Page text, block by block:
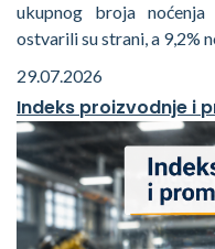
ukupnog broja
ostvarili su strani, a 9,2%
29.07.2026
Indeks proizvodnje i